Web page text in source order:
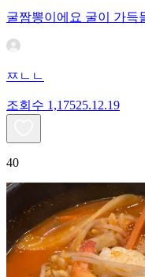
굴짬뽕이에요 굴이 가득
ㅉㄴㄴ
조회수 1,17525.12.19
40